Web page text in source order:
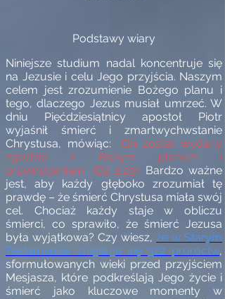
Podstawy wiary
Niniejsze studium nadal koncentruje się
na Jezusie i celu Jego przyjścia. Naszym
celem jest zrozumienie Bożego planu i
tego, dlaczego Jezus musiał umrzeć. W
dniu Pięćdziesiątnicy apostoł Piotr
wyjaśnił śmierć i zmartwychwstanie
Chrystusa, mówiąc: „On został wydany
zgodnie z Bożym planem i
przewidzeniem” (Dz 2,23). Bardzo ważne
jest, aby każdy głęboko zrozumiał tę
prawdę – że śmierć Chrystusa miała swój
cel. Chociaż każdy staje w obliczu
śmierci, co sprawiło, że śmierć Jezusa
była wyjątkowa? Czy wiesz, że w Starym
Testamencie znajduje się 322 proroctw,
sformułowanych wieki przed przyjściem
Mesjasza, które podkreślają Jego życie i
śmierć jako kluczowe momenty w